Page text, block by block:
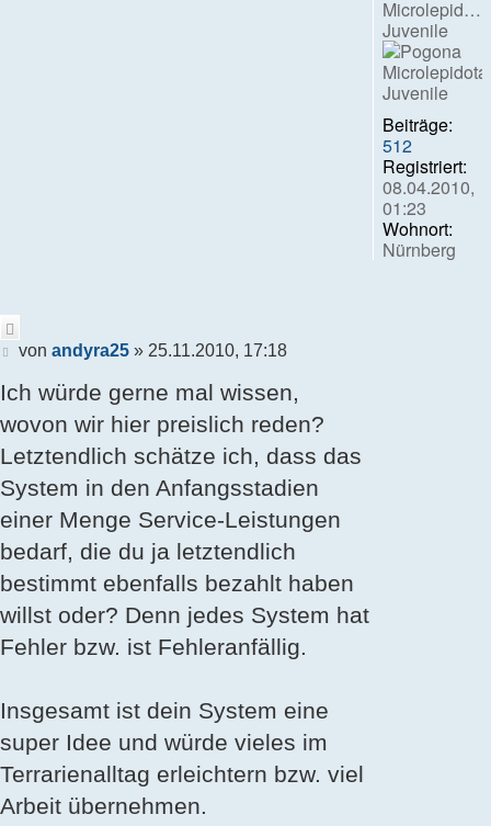
Microlepidota
Juvenile
Beiträge:
512
Registriert:
08.04.2010,
01:23
Wohnort:
Nürnberg
Beitrag
von andyra25» 25.11.2010, 17:18
Ich würde gerne mal wissen,
wovon wir hier preislich reden?
Letztendlich schätze ich, dass das
System in den Anfangsstadien
einer Menge Service-Leistungen
bedarf, die du ja letztendlich
bestimmt ebenfalls bezahlt haben
willst oder? Denn jedes System hat
Fehler bzw. ist Fehleranfällig.
Insgesamt ist dein System eine
super Idee und würde vieles im
Terrarienalltag erleichtern bzw. viel
Arbeit übernehmen.